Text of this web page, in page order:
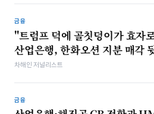
금융
"트럼프 덕에 골칫덩이가 효자
산업은행, 한화오션 지분 매각
차해인 저널리스트
금융